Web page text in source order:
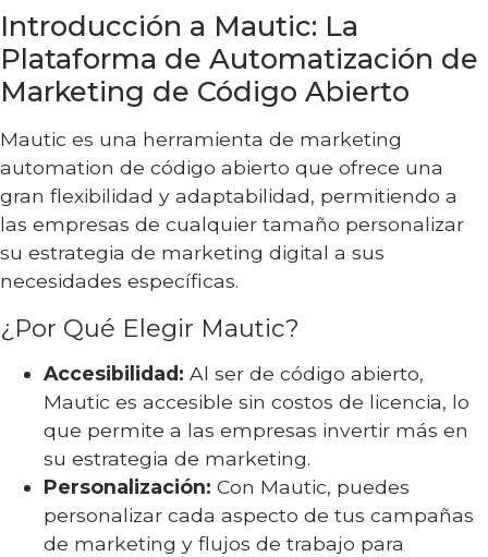
Introducción a Mautic: La
Plataforma de Automatización de
Marketing de Código Abierto
Mautic es una herramienta de marketing
automation de código abierto que ofrece una
gran flexibilidad y adaptabilidad, permitiendo a
las empresas de cualquier tamaño personalizar
su estrategia de marketing digital a sus
necesidades específicas.
¿Por Qué Elegir Mautic?
Accesibilidad: Al ser de código abierto,
Mautic es accesible sin costos de licencia, lo
que permite a las empresas invertir más en
su estrategia de marketing.
Personalización: Con Mautic, puedes
personalizar cada aspecto de tus campañas
de marketing y flujos de trabajo para